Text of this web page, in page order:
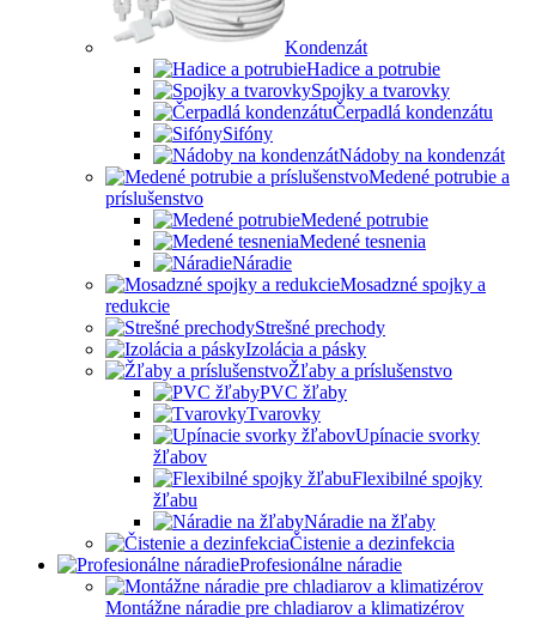
Kondenzát
Hadice a potrubie
Spojky a tvarovky
Čerpadlá kondenzátu
Sifóny
Nádoby na kondenzát
Medené potrubie a
príslušenstvo
Medené potrubie
Medené tesnenia
Náradie
Mosadzné spojky a
redukcie
Strešné prechody
Izolácia a pásky
Žľaby a príslušenstvo
PVC žľaby
Tvarovky
Upínacie svorky
žľabov
Flexibilné spojky
žľabu
Náradie na žľaby
Čistenie a dezinfekcia
Profesionálne náradie
Montážne náradie pre chladiarov a klimatizérov